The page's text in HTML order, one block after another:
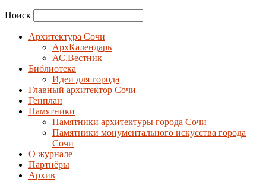
Поиск
Архитектура Сочи
АрхКалендарь
АС.Вестник
Библиотека
Идеи для города
Главный архитектор Сочи
Генплан
Памятники
Памятники архитектуры города Сочи
Памятники монументального искусства города
Сочи
О журнале
Партнёры
Архив